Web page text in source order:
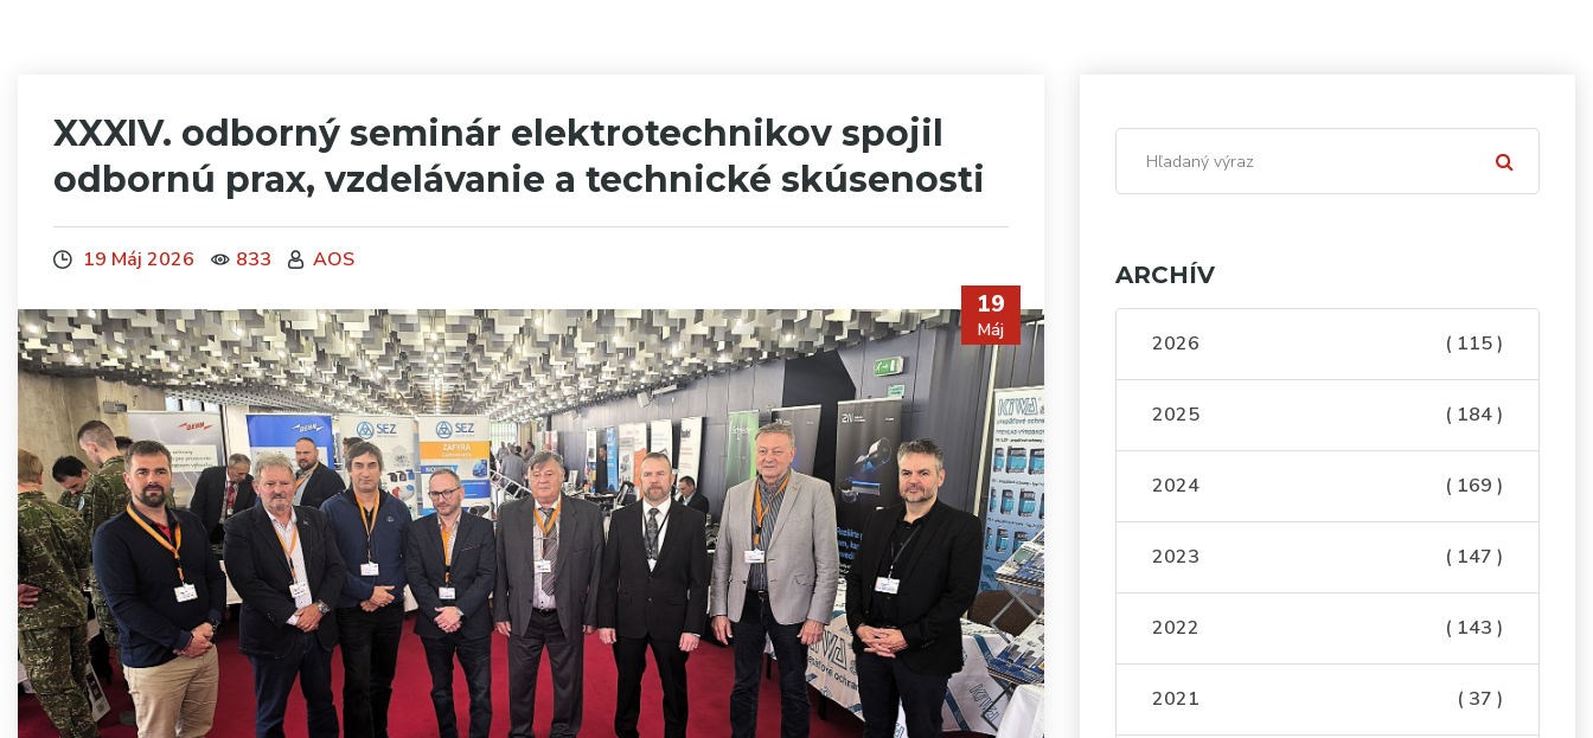
XXXIV. odborný seminár elektrotechnikov spojil
odbornú prax, vzdelávanie a technické skúsenosti
19 Máj 2026 833 AOS
19
Máj
ARCHÍV
2026 ( 115 )
2025 ( 184 )
2024 ( 169 )
2023 ( 147 )
2022 ( 143 )
2021 ( 37 )